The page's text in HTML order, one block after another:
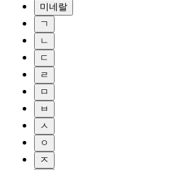
미네랄
ㄱ
ㄴ
ㄷ
ㄹ
ㅁ
ㅂ
ㅅ
ㅇ
ㅈ